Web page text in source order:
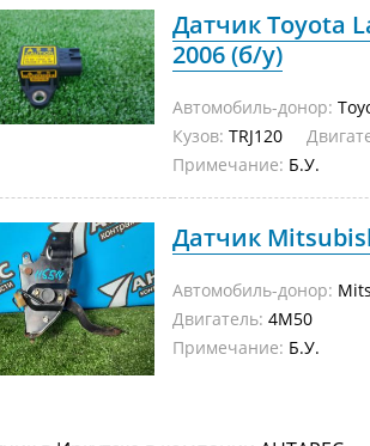
Датчик Toyota
2006 (б/у)
Автомобиль-донор:
Кузов: TRJ120
Примечание: Б.У.
Датчик
Автомобиль-донор:
Двигатель: 4M50
Примечание: Б.У.